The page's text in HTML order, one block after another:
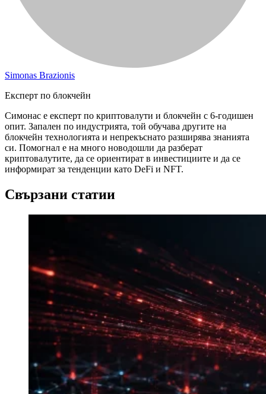
Simonas Brazionis
Експерт по блокчейн
Симонас е експерт по криптовалути и блокчейн с 6-годишен
опит. Запален по индустрията, той обучава другите на
блокчейн технологията и непрекъснато разширява знанията
си. Помогнал е на много новодошли да разберат
криптовалутите, да се ориентират в инвестициите и да се
информират за тенденции като DeFi и NFT.
Свързани статии